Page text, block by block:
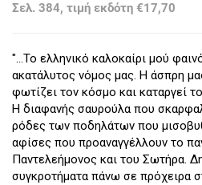
Σελ. 384, τιμή εκδότη €17,70
"...Το ελληνικό καλοκαίρι μού
ακατάλυτος νόμος μας. Η άσπρη
φωτίζει τον κόσμο και καταργεί
Η διαφανής σαυρούλα που
ρόδες των ποδηλάτων που
αφίσες που προαναγγέλλουν το
Παντελεήμονος και του Σωτήρα.
συγκροτήματα πάνω σε πρόχειρα